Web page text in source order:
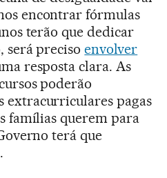
encontrar fórmulas
terão que dedicar
será precisoenvolver
resposta clara. As
poderão
extracurriculares pagas
famílias querem para
terá que